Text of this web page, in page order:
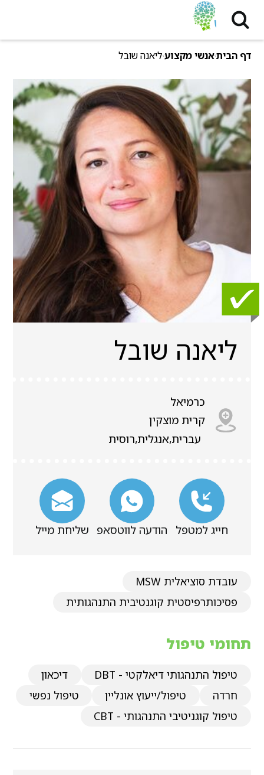
דף הביתאנשי מקצועליאנה שובל
ליאנה שובל
כרמיאל
קרית מוצקין
עברית,אנגלית,רוסית
חייג למטפל הודעה לווטסאפ שליחת מייל
עובדת סוציאלית MSW
פסיכותרפיסטית קוגנטיבית התנהגותית
תחומי טיפול
טיפול התנהגותי דיאלקטי - DBT
דיכאון
חרדה
טיפול/ייעוץ אונליין
טיפול נפשי
טיפול קוגניטיבי התנהגותי - CBT